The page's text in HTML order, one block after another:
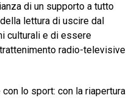
di un supporto a tutto
lettura di uscire dal
culturali e di essere
radio-televisive
con lo sport: con la riapertura